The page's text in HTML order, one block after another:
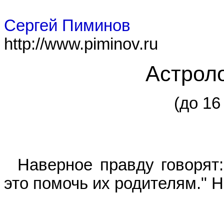
Сергей Пиминов
http://www.piminov.ru
(до
Наверное правду
это помочь их родителям."